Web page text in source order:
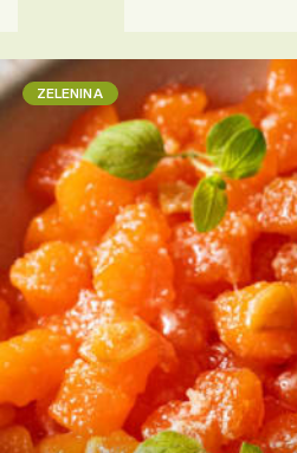
ZELENINA